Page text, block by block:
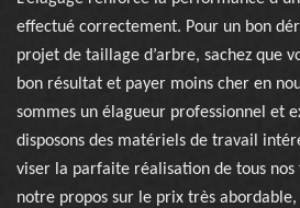
effectué correctement. Pour un bon
projet de taillage d’arbre, sachez que
bon résultat et payer moins cher en
sommes un élagueur professionnel et
disposons des matériels de travail
viser la parfaite réalisation de tous
notre propos sur le prix très abordable,